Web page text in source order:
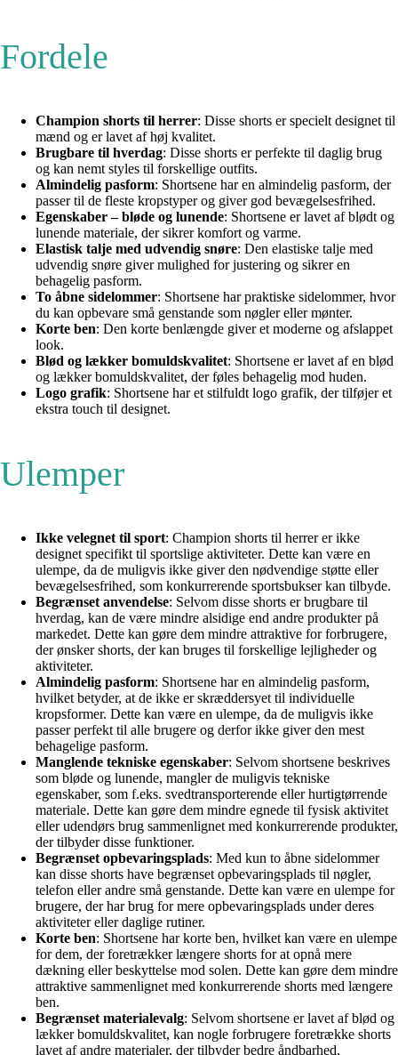
Fordele
Champion shorts til herrer: Disse shorts er specielt designet til
mænd og er lavet af høj kvalitet.
Brugbare til hverdag: Disse shorts er perfekte til daglig brug
og kan nemt styles til forskellige outfits.
Almindelig pasform: Shortsene har en almindelig pasform, der
passer til de fleste kropstyper og giver god bevægelsesfrihed.
Egenskaber – bløde og lunende: Shortsene er lavet af blødt og
lunende materiale, der sikrer komfort og varme.
Elastisk talje med udvendig snøre: Den elastiske talje med
udvendig snøre giver mulighed for justering og sikrer en
behagelig pasform.
To åbne sidelommer: Shortsene har praktiske sidelommer, hvor
du kan opbevare små genstande som nøgler eller mønter.
Korte ben: Den korte benlængde giver et moderne og afslappet
look.
Blød og lækker bomuldskvalitet: Shortsene er lavet af en blød
og lækker bomuldskvalitet, der føles behagelig mod huden.
Logo grafik: Shortsene har et stilfuldt logo grafik, der tilføjer et
ekstra touch til designet.
Ulemper
Ikke velegnet til sport: Champion shorts til herrer er ikke
designet specifikt til sportslige aktiviteter. Dette kan være en
ulempe, da de muligvis ikke giver den nødvendige støtte eller
bevægelsesfrihed, som konkurrerende sportsbukser kan tilbyde.
Begrænset anvendelse: Selvom disse shorts er brugbare til
hverdag, kan de være mindre alsidige end andre produkter på
markedet. Dette kan gøre dem mindre attraktive for forbrugere,
der ønsker shorts, der kan bruges til forskellige lejligheder og
aktiviteter.
Almindelig pasform: Shortsene har en almindelig pasform,
hvilket betyder, at de ikke er skræddersyet til individuelle
kropsformer. Dette kan være en ulempe, da de muligvis ikke
passer perfekt til alle brugere og derfor ikke giver den mest
behagelige pasform.
Manglende tekniske egenskaber: Selvom shortsene beskrives
som bløde og lunende, mangler de muligvis tekniske
egenskaber, som f.eks. svedtransporterende eller hurtigtørrende
materiale. Dette kan gøre dem mindre egnede til fysisk aktivitet
eller udendørs brug sammenlignet med konkurrerende produkter,
der tilbyder disse funktioner.
Begrænset opbevaringsplads: Med kun to åbne sidelommer
kan disse shorts have begrænset opbevaringsplads til nøgler,
telefon eller andre små genstande. Dette kan være en ulempe for
brugere, der har brug for mere opbevaringsplads under deres
aktiviteter eller daglige rutiner.
Korte ben: Shortsene har korte ben, hvilket kan være en ulempe
for dem, der foretrækker længere shorts for at opnå mere
dækning eller beskyttelse mod solen. Dette kan gøre dem mindre
attraktive sammenlignet med konkurrerende shorts med længere
ben.
Begrænset materialevalg: Selvom shortsene er lavet af blød og
lækker bomuldskvalitet, kan nogle forbrugere foretrække shorts
lavet af andre materialer, der tilbyder bedre åndbarhed,